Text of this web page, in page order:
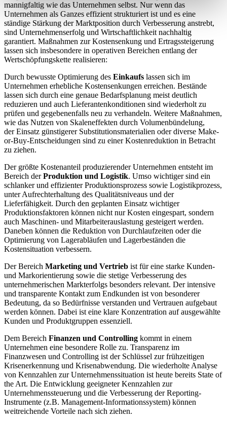
mannigfaltig wie das Unternehmen selbst. Nur wenn das
Unternehmen als Ganzes effizient strukturiert ist und es eine
ständige Stärkung der Marktposition durch Verbesserung anstrebt,
sind Unternehmenserfolg und Wirtschaftlichkeit nachhaltig
garantiert. Maßnahmen zur Kostensenkung und Ertragssteigerung
lassen sich insbesondere in operativen Bereichen entlang der
Wertschöpfungskette realisieren:
Durch bewusste Optimierung des Einkaufs lassen sich im
Unternehmen erhebliche Kostensenkungen erreichen. Bestände
lassen sich durch eine genaue Bedarfsplanung meist deutlich
reduzieren und auch Lieferantenkonditionen sind wiederholt zu
prüfen und gegebenenfalls neu zu verhandeln. Weitere Maßnahmen,
wie das Nutzen von Skaleneffekten durch Volumenbündelung,
der Einsatz günstigerer Substitutionsmaterialien oder diverse Make-
or-Buy-Entscheidungen sind zu einer Kostenreduktion in Betracht
zu ziehen.
Der größte Kostenanteil produzierender Unternehmen entsteht im
Bereich derProduktion und Logistik. Umso wichtiger sind ein
schlanker und effizienter Produktionsprozess sowie Logistikprozess,
unter Aufrechterhaltung des Qualitätsniveaus und der
Lieferfähigkeit. Durch den geplanten Einsatz wichtiger
Produktionsfaktoren können nicht nur Kosten eingespart, sondern
auch Maschinen- und Mitarbeiterauslastung gesteigert werden.
Daneben können die Reduktion von Durchlaufzeiten oder die
Optimierung von Lagerabläufen und Lagerbeständen die
Kostensituation verbessern.
Der Bereich Marketing und Vertrieb ist für eine starke Kunden-
und Markorientierung sowie die stetige Verbesserung des
unternehmerischen Markterfolgs besonders relevant. Der intensive
und transparente Kontakt zum Endkunden ist von besonderer
Bedeutung, da so Bedürfnisse verstanden und Vertrauen aufgebaut
werden können. Dabei ist eine klare Konzentration auf ausgewählte
Kunden und Produktgruppen essenziell.
Dem Bereich Finanzen und Controlling kommt in einem
Unternehmen eine besondere Rolle zu. Transparenz im
Finanzwesen und Controlling ist der Schlüssel zur frühzeitigen
Krisenerkennung und Krisenabwendung. Die wiederholte Analyse
von Kennzahlen zur Unternehmenssituation ist heute bereits State of
the Art. Die Entwicklung geeigneter Kennzahlen zur
Unternehmenssteuerung und die Verbesserung der Reporting-
Instrumente (z.B. Management-Informationssystem) können
weitreichende Vorteile nach sich ziehen.